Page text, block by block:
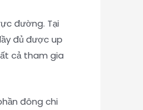
đường. Tại
đủ được up
cả tham gia
đông chi